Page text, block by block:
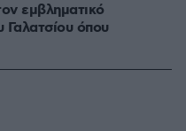
εμβληματικό
όπου